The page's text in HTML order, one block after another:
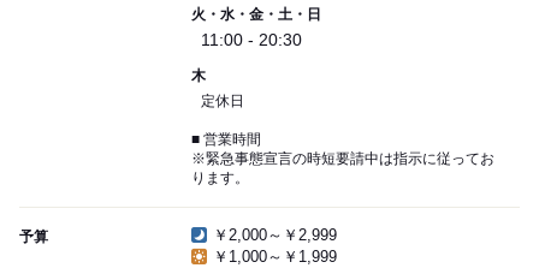
火・水・金・土・日
11:00 - 20:30
木
定休日
■ 営業時間
※緊急事態宣言の時短要請中は指示に従ってお
ります。
予算
￥2,000～￥2,999
￥1,000～￥1,999